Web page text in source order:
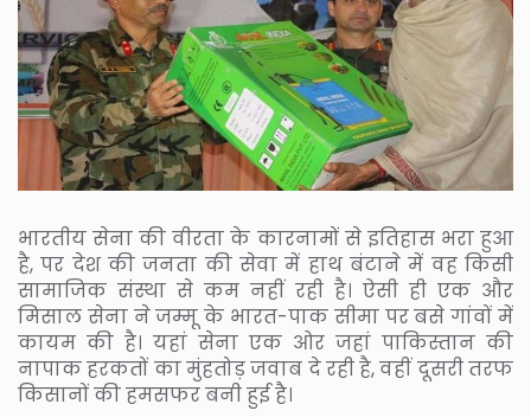
भारतीय सेना की वीरता के कारनामों से इतिहास भरा हुआ
है, पर देश की जनता की सेवा में हाथ बंटाने में वह किसी
सामाजिक संस्था से कम नहीं रही है। ऐसी ही एक और
मिसाल सेना ने जम्मू के भारत-पाक सीमा पर बसे गांवों में
कायम की है। यहां सेना एक ओर जहां पाकिस्तान की
नापाक हरकतों का मुंहतोड़ जवाब दे रही है, वहीं दूसरी तरफ
किसानों की हमसफर बनी हुई है।